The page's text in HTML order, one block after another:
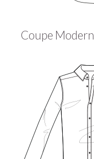
Coupe Modern